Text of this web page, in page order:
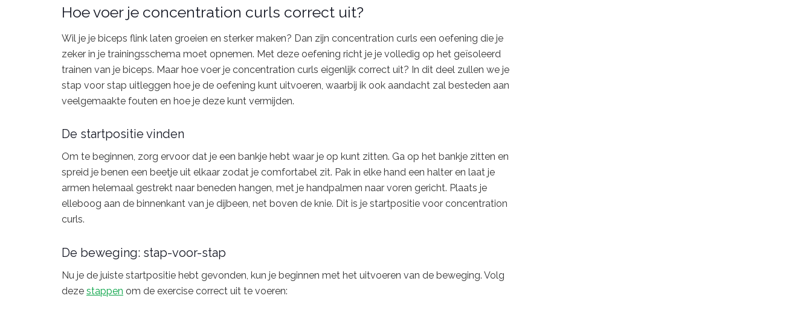
Hoe voer je concentration curls correct uit?
Wil je je biceps flink laten groeien en sterker maken? Dan zijn concentration curls een oefening die je
zeker in je trainingsschema moet opnemen. Met deze oefening richt je je volledig op het geïsoleerd
trainen van je biceps. Maar hoe voer je concentration curls eigenlijk correct uit? In dit deel zullen we je
stap voor stap uitleggen hoe je de oefening kunt uitvoeren, waarbij ik ook aandacht zal besteden aan
veelgemaakte fouten en hoe je deze kunt vermijden.
De startpositie vinden
Om te beginnen, zorg ervoor dat je een bankje hebt waar je op kunt zitten. Ga op het bankje zitten en
spreid je benen een beetje uit elkaar zodat je comfortabel zit. Pak in elke hand een halter en laat je
armen helemaal gestrekt naar beneden hangen, met je handpalmen naar voren gericht. Plaats je
elleboog aan de binnenkant van je dijbeen, net boven de knie. Dit is je startpositie voor concentration
curls.
De beweging: stap-voor-stap
Nu je de juiste startpositie hebt gevonden, kun je beginnen met het uitvoeren van de beweging. Volg
deze stappen om de exercise correct uit te voeren: